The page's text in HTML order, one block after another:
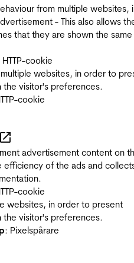
from multiple websites,
- This also allows
that they are shown the same
HTTP-cookie
websites, in order to
the visitor's preferences.
cookie
advertisement content on
of the ads and
cookie
websites, in order to present
the visitor's preferences.
: Pixelspårare